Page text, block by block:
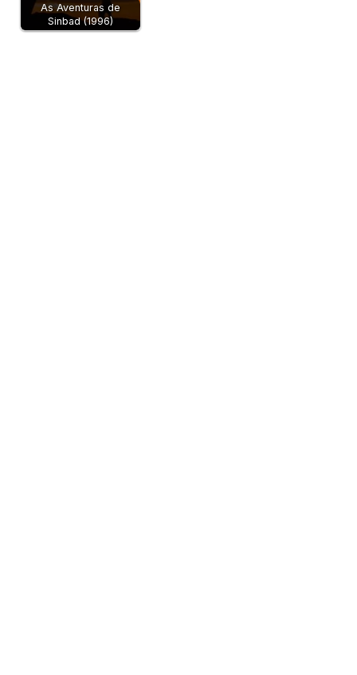
As Aventuras de
Sinbad (1996)